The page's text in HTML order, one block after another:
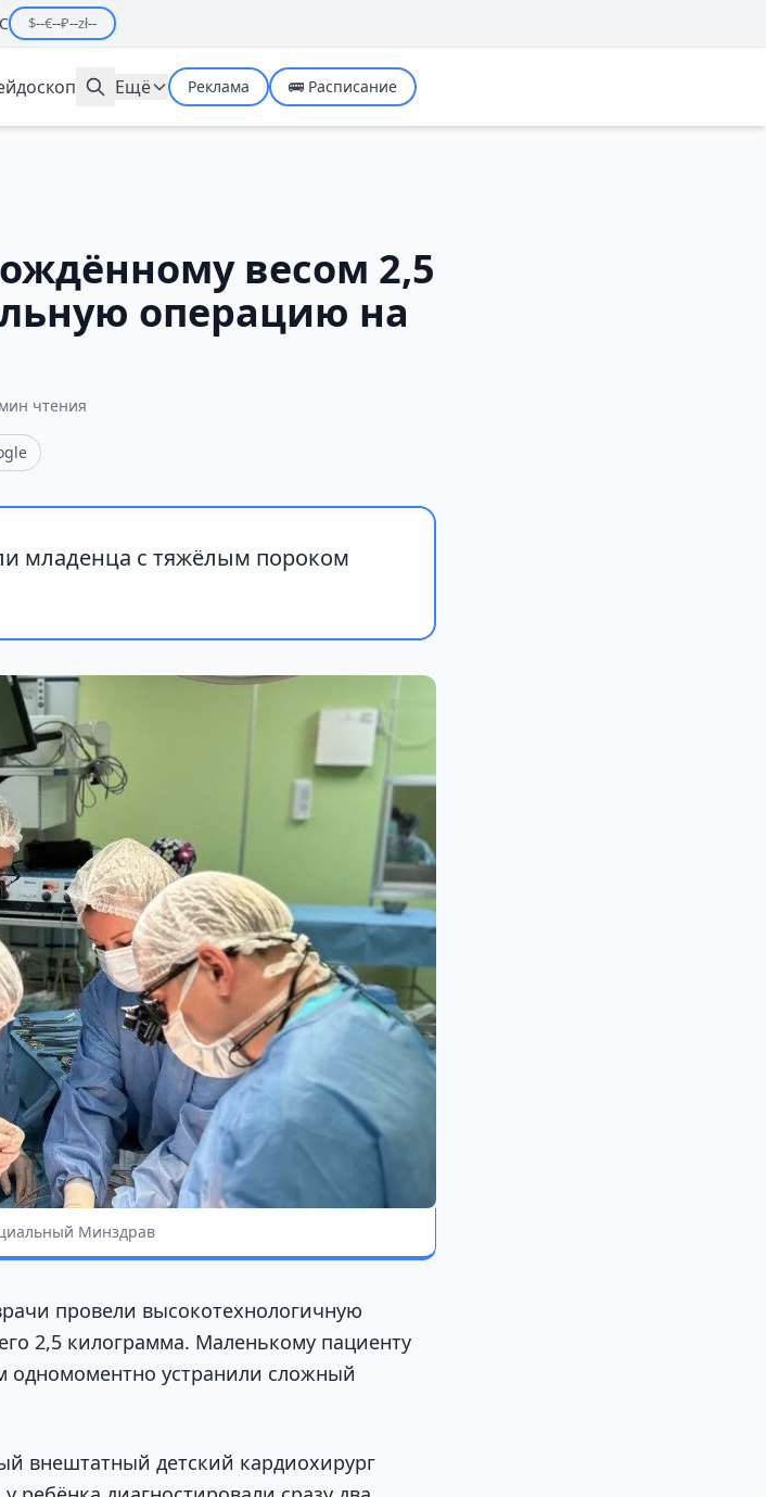
$--€--₽--zł--
Ещё Реклама 🚌 Расписание
весом 2,5
операцию на
чтения
младенца с тяжёлым пороком
Минздрав
провели высокотехнологичную
2,5 килограмма. Маленькому пациенту
одномоментно устранили сложный
внештатный детский кардиохирург